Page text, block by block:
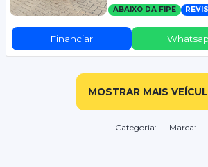
ABAIXO DA FIPE
Financiar
MOSTRAR MAIS
Categoria: | Marca: